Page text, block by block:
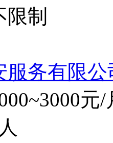
限制
服务有限公
元/